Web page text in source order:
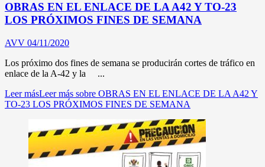
OBRAS EN EL ENLACE DE LA A42 Y TO-23
LOS PRÓXIMOS FINES DE SEMANA
AVV 04/11/2020
Los próximo dos fines de semana se producirán cortes de tráfico en
enlace de la A-42 y la ...
Leer másLeer más sobre OBRAS EN EL ENLACE DE LA A42 Y
TO-23 LOS PRÓXIMOS FINES DE SEMANA